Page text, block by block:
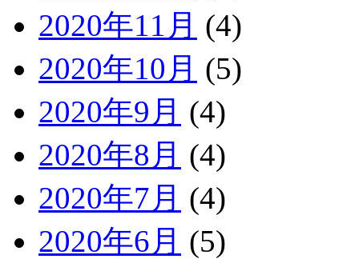
2020年11月 (4)
2020年10月 (5)
2020年9月 (4)
2020年8月 (4)
2020年7月 (4)
2020年6月 (5)